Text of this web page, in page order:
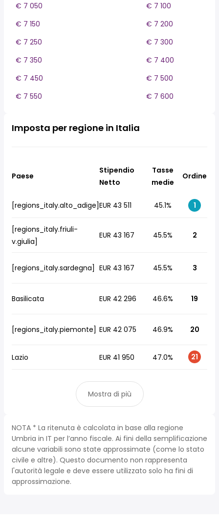
€ 7 050
€ 7 100
€ 7 150
€ 7 200
€ 7 250
€ 7 300
€ 7 350
€ 7 400
€ 7 450
€ 7 500
€ 7 550
€ 7 600
Imposta per regione in Italia
Paese
Stipendio
Netto
Tasse
medie
Ordine
[regions_italy.alto_adige]EUR 43 511 45.1% 1
[regions_italy.friuli-
v.giulia]
EUR 43 167 45.5% 2
[regions_italy.sardegna] EUR 43 167 45.5% 3
Basilicata EUR 42 296 46.6% 19
[regions_italy.piemonte] EUR 42 075 46.9% 20
Lazio EUR 41 950 47.0% 21
Mostra di più
NOTA * La ritenuta è calcolata in base alla regione
Umbria in IT per l’anno fiscale. Ai fini della semplificazione
alcune variabili sono state approssimate (come lo stato
civile e altre). Questo documento non rappresenta
l'autorità legale e deve essere utilizzato solo ha fini di
approssimazione.